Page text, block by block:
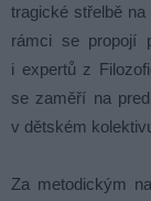
tragické střelbě
rámci se propojí
i expertů z
se zaměří na
v dětském
Za metodickým